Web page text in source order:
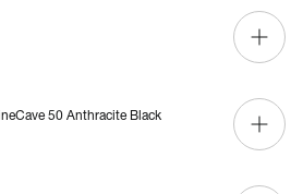
50 Anthracite Black